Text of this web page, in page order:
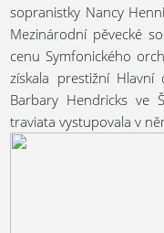
sopranistky Nancy
Mezinárodní pěvecké
cenu Symfonického
získala prestižní
Barbary Hendricks ve
traviata vystupovala v